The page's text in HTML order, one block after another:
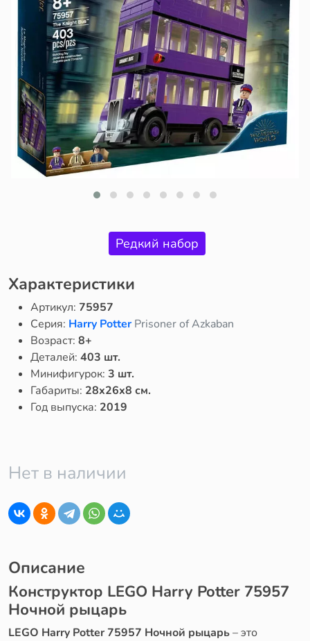
Редкий набор
Характеристики
Артикул: 75957
Серия: Harry PotterPrisoner of Azkaban
Возраст: 8+
Деталей: 403 шт.
Минифигурок: 3 шт.
Габариты: 28x26x8 см.
Год выпуска: 2019
Нет в наличии
Описание
Конструктор LEGO Harry Potter 75957
Ночной рыцарь
LEGO Harry Potter 75957 Ночной рыцарь– это